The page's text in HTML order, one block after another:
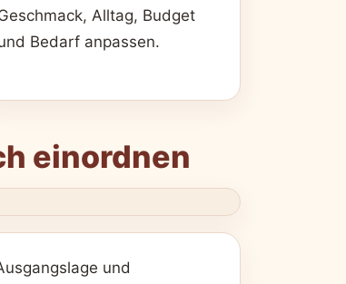
Alltag, Budget
Bedarf anpassen.
einordnen
und